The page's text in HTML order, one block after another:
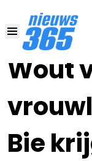
Wout
Bie
25 SEP 2023, 8:45